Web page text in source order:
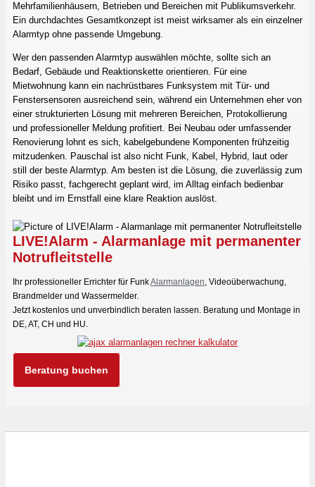
Mehrfamilienhäusern, Betrieben und Bereichen mit Publikumsverkehr.
Ein durchdachtes Gesamtkonzept ist meist wirksamer als ein einzelner
Alarmtyp ohne passende Umgebung.
Wer den passenden Alarmtyp auswählen möchte, sollte sich an
Bedarf, Gebäude und Reaktionskette orientieren. Für eine
Mietwohnung kann ein nachrüstbares Funksystem mit Tür- und
Fenstersensoren ausreichend sein, während ein Unternehmen eher von
einer strukturierten Lösung mit mehreren Bereichen, Protokollierung
und professioneller Meldung profitiert. Bei Neubau oder umfassender
Renovierung lohnt es sich, kabelgebundene Komponenten frühzeitig
mitzudenken. Pauschal ist also nicht Funk, Kabel, Hybrid, laut oder
still der beste Alarmtyp. Am besten ist die Lösung, die zuverlässig zum
Risiko passt, fachgerecht geplant wird, im Alltag einfach bedienbar
bleibt und im Ernstfall eine klare Reaktion auslöst.
LIVE!Alarm - Alarmanlage mit permanenter
Notrufleitstelle
Ihr professioneller Errichter für FunkAlarmanlagen, Videoüberwachung,
Brandmelder und Wassermelder.
Jetzt kostenlos und unverbindlich beraten lassen. Beratung und Montage in
DE, AT, CH und HU.
Beratung buchen